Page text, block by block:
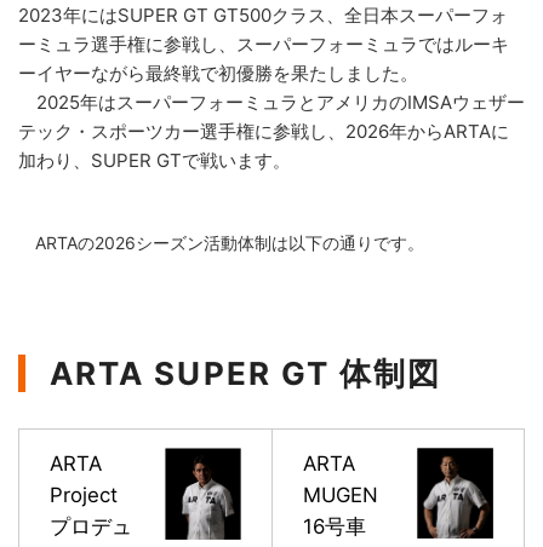
2023年にはSUPER GT GT500クラス、全日本スーパーフォ
ーミュラ選手権に参戦し、スーパーフォーミュラではルーキ
ーイヤーながら最終戦で初優勝を果たしました。
2025年はスーパーフォーミュラとアメリカのIMSAウェザー
テック・スポーツカー選手権に参戦し、2026年からARTAに
加わり、SUPER GTで戦います。
ARTAの2026シーズン活動体制は以下の通りです。
ARTA SUPER GT 体制図
ARTA
Project
プロデュ
ARTA
MUGEN
16号車